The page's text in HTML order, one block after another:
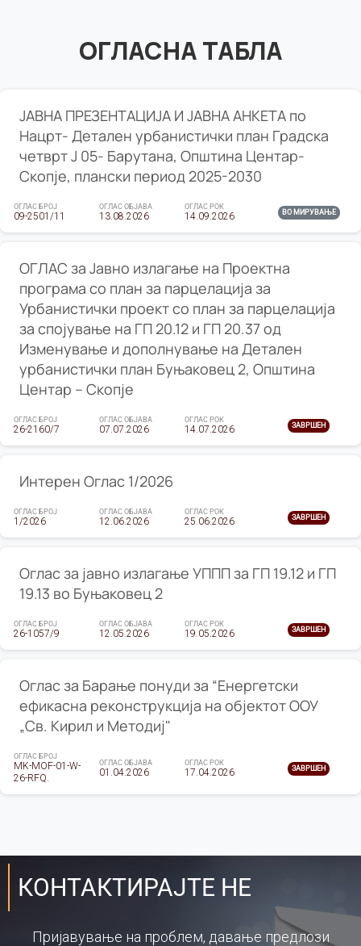
ОГЛАСНА ТАБЛА
ЈАВНА ПРЕЗЕНТАЦИЈА И ЈАВНА АНКЕТА по
Нацрт- Детален урбанистички план Градска
четврт Ј 05- Барутана, Општина Центар-
Скопје, плански период 2025-2030
ОГЛАС БРОЈ
09-2501/11
ОГЛАС ОБЈАВА
13.08.2026
ОГЛАС РОК
14.09.2026 ВО МИРУВАЊЕ
ОГЛАС за Јавно излагање на Проектна
програма со план за парцелација за
Урбанистички проект со план за парцелација
за спојување на ГП 20.12 и ГП 20.37 од
Изменување и дополнување на Детален
урбанистички план Буњаковец 2, Општина
Центар – Скопје
ОГЛАС БРОЈ
26-2160/7
ОГЛАС ОБЈАВА
07.07.2026
ОГЛАС РОК
14.07.2026 ЗАВРШЕН
Интерен Оглас 1/2026
ОГЛАС БРОЈ
1/2026
ОГЛАС ОБЈАВА
12.06.2026
ОГЛАС РОК
25.06.2026 ЗАВРШЕН
Оглас за јавно излагање УППП за ГП 19.12 и ГП
19.13 во Буњаковец 2
ОГЛАС БРОЈ
26-1057/9
ОГЛАС ОБЈАВА
12.05.2026
ОГЛАС РОК
19.05.2026 ЗАВРШЕН
Оглас за Барање понуди за “Енергетски
ефикасна реконструкција на објектот ООУ
„Св. Кирил и Методиј"
ОГЛАС БРОЈ
MK-MOF-01-W-
26-RFQ.
ОГЛАС ОБЈАВА
01.04.2026
ОГЛАС РОК
17.04.2026 ЗАВРШЕН
КОНТАКТИРАЈТЕ НЕ
Пријавување на проблем, давање предлози